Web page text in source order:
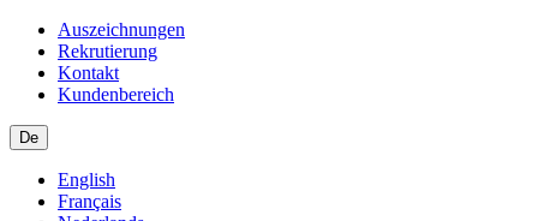
Auszeichnungen
Rekrutierung
Kontakt
Kundenbereich
De
English
Français